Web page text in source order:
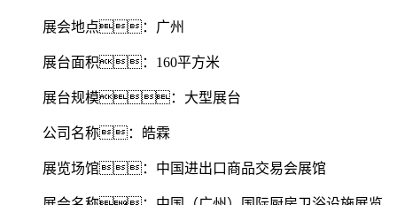
展会地点：广州
展台面积：160平方米
展台规模：大型展台
公司名称：皓霖
展览场馆：中国进出口商品交易会展馆